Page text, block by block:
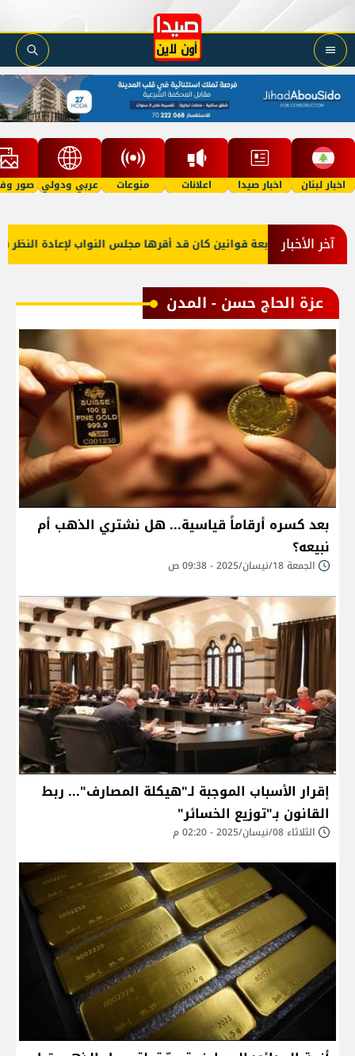
اخبار لبنان اخبار صيدا اعلانات منوعات عربي ودولي صور
آخر الأخبار
أربعة قوانين كان قد أقرها مجلس النواب لإعادة النظر فيها
عزة الحاج حسن - المدن
بعد كسره أرقاماً قياسية... هل نشتري الذهب أم
نبيعه؟
الجمعة 18/نيسان/2025 - 09:38 ص
إقرار الأسباب الموجبة لـ"هيكلة المصارف"... ربط
القانون بـ"توزيع الخسائر"
الثلاثاء 08/نيسان/2025 - 02:20 م